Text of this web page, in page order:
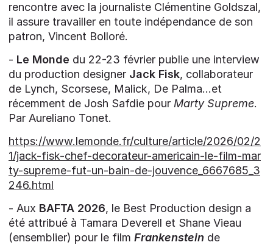
rencontre avec la journaliste Clémentine Goldszal,
il assure travailler en toute indépendance de son
patron, Vincent Bolloré.
- Le Monde du 22-23 février publie une interview
du production designer Jack Fisk, collaborateur
de Lynch, Scorsese, Malick, De Palma...et
récemment de Josh Safdie pour Marty Supreme.
Par Aureliano Tonet.
https://www.lemonde.fr/culture/article/2026/02/2
1/jack-fisk-chef-decorateur-americain-le-film-mar
ty-supreme-fut-un-bain-de-jouvence_6667685_3
246.html
- Aux BAFTA 2026, le Best Production design a
été attribué à Tamara Deverell et Shane Vieau
(ensemblier) pour le film Frankenstein de